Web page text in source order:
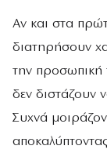
Αν και στα
διατηρήσουν
την προσωπική
δεν διστάζουν
Συχνά